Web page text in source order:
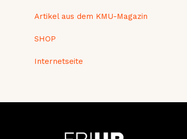
Artikel aus dem KMU-Magazin
SHOP
Internetseite